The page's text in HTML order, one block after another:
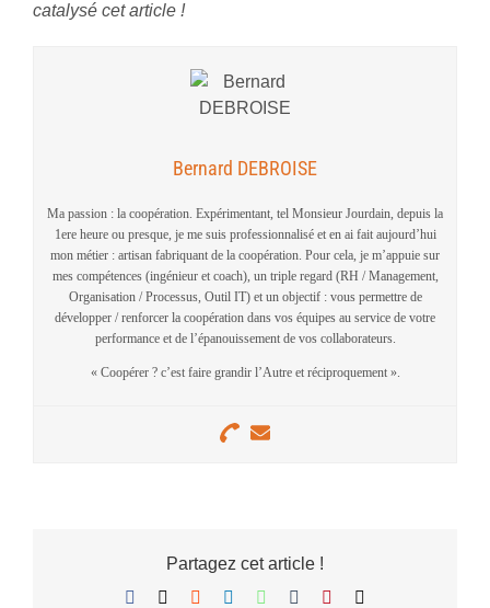
catalysé cet article !
Bernard DEBROISE
Ma passion : la coopération. Expérimentant, tel Monsieur Jourdain, depuis la
1ere heure ou presque, je me suis professionnalisé et en ai fait aujourd’hui
mon métier : artisan fabriquant de la coopération. Pour cela, je m’appuie sur
mes compétences (ingénieur et coach), un triple regard (RH / Management,
Organisation / Processus, Outil IT) et un objectif : vous permettre de
développer / renforcer la coopération dans vos équipes au service de votre
performance et de l’épanouissement de vos collaborateurs.
« Coopérer ? c’est faire grandir l’Autre et réciproquement ».
Partagez cet article !
Facebook Reddit LinkedInWhatsApp
TumblrPinterest